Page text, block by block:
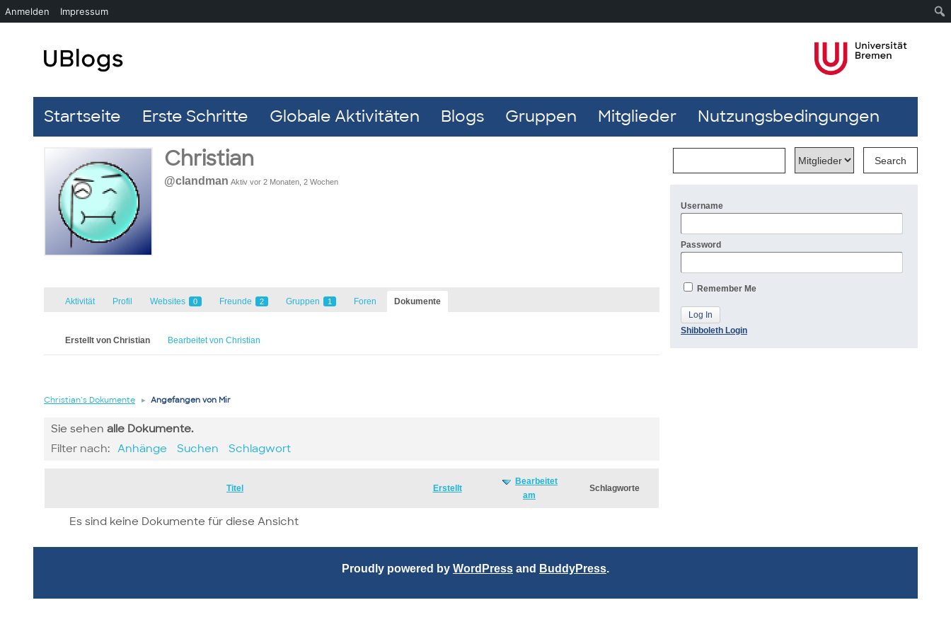
Startseite Erste Schritte Globale Aktivitäten Blogs Gruppen Mitglieder Nutzungsbedingungen
Christian
@clandman Aktiv vor 2 Monaten, 2 Wochen
Aktivität Profil Websites 0 Freunde 2 Gruppen 1 Foren Dokumente
Erstellt von Christian Bearbeitet von Christian
Christian’s Dokumente ▸ Angefangen von Mir
Sie sehen alle Dokumente.
Filter nach: Anhänge Suchen Schlagwort
Titel Erstellt
Bearbeitet
am
Schlagworte
Es sind keine Dokumente für diese Ansicht
Username
Password
Remember Me
Shibboleth Login
Proudly powered by WordPress and BuddyPress.
Anmelden Impressum